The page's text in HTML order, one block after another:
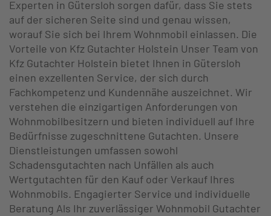
Experten in Gütersloh sorgen dafür, dass Sie stets
auf der sicheren Seite sind und genau wissen,
worauf Sie sich bei Ihrem Wohnmobil einlassen. Die
Vorteile von Kfz Gutachter Holstein Unser Team von
Kfz Gutachter Holstein bietet Ihnen in Gütersloh
einen exzellenten Service, der sich durch
Fachkompetenz und Kundennähe auszeichnet. Wir
verstehen die einzigartigen Anforderungen von
Wohnmobilbesitzern und bieten individuell auf Ihre
Bedürfnisse zugeschnittene Gutachten. Unsere
Dienstleistungen umfassen sowohl
Schadensgutachten nach Unfällen als auch
Wertgutachten für den Kauf oder Verkauf Ihres
Wohnmobils. Engagierter Service und individuelle
Beratung Als Ihr zuverlässiger Wohnmobil Gutachter